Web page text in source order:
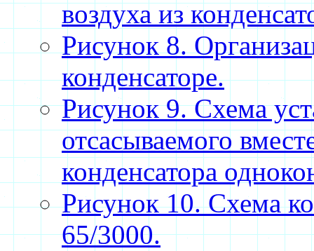
воздуха из
Рисунок 8.
конденсаторе.
Рисунок 9. Схема
отсасываемого
конденсатора
Рисунок 10. Схема
65/3000.